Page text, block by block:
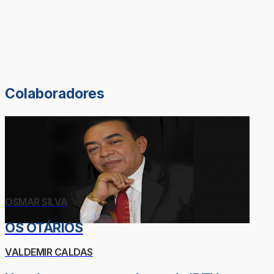
Colaboradores
OSMAR SILVA
OS OTÁRIOS
VALDEMIR CALDAS